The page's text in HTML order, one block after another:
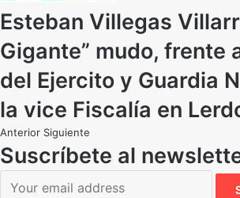
Esteban Villegas
Gigante” mudo, frente
del Ejercito y Guardia
la vice Fiscalía en
Anterior Siguiente
Suscríbete al